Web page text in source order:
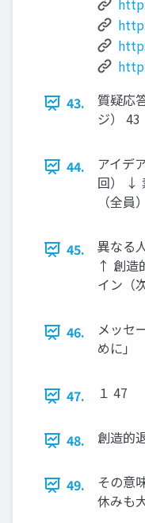
43.
質疑応
ジ） 43
44.
アイデ
回） ↓
（全
45.
異なる
↑ 創造
イン（
46.
メッセ
めに」
47. １ 47
48. 創造的
49.
その意
休みも